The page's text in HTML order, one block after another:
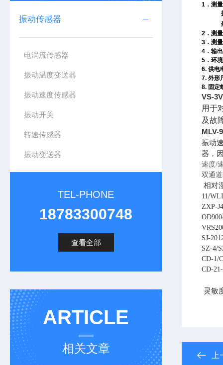
振动传感器
电涡流传感器
振动温度变送器
振动速度传感器
振动开关
转速传感器
振动变送器
TEL-PHONE
18783300748
查看全部
ARTICLE
相关文章
1 ．测
2 ．测
3 ．测
4 ．输
5 ．环
6. 供电
7. 外形
8. 固定
VS-
用于
及故
MLV-
振动
器，
速度/
双通
相对
11/
ZXP-
SJ-
SZ-4/
CD-1/
CD-
灵敏